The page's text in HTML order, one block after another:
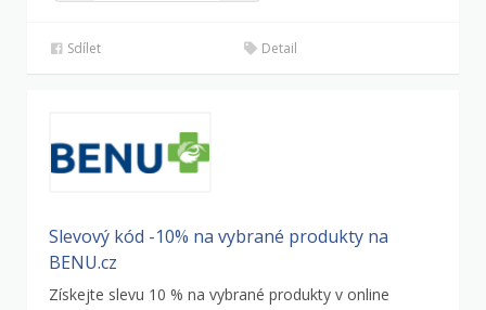
Sdílet Detail
Slevový kód -10% na vybrané produkty na
BENU.cz
Získejte slevu 10 % na vybrané produkty v online